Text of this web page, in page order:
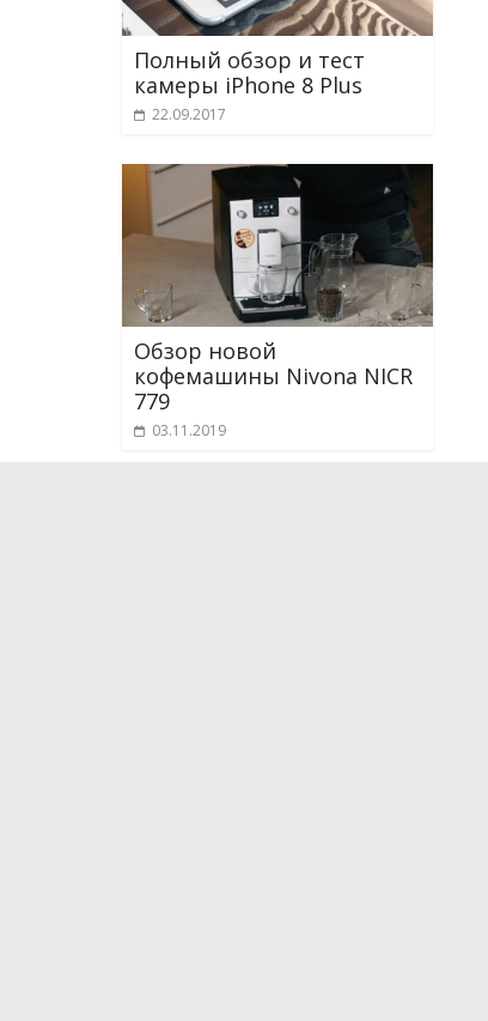
Полный обзор и тест
камеры iPhone 8 Plus
22.09.2017
Обзор новой
кофемашины Nivona NICR
779
03.11.2019